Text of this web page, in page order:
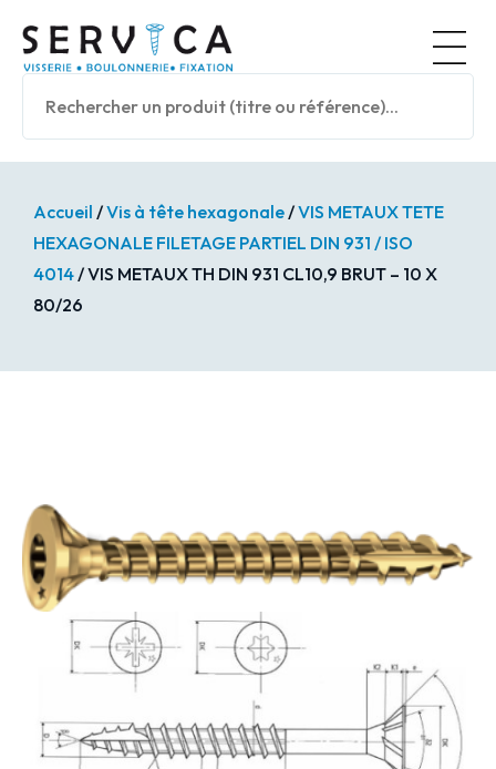
Accueil /Vis à tête hexagonale/VIS METAUX TETE
HEXAGONALE FILETAGE PARTIEL DIN 931 / ISO
4014/ VIS METAUX TH DIN 931 CL10,9 BRUT – 10 X
80/26